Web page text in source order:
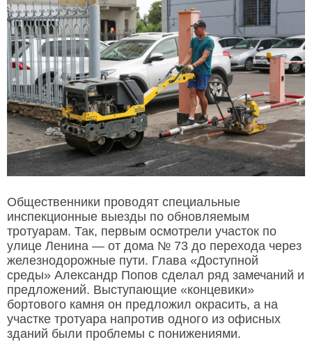
Общественники проводят специальные
инспекционные выезды по обновляемым
тротуарам. Так, первым осмотрели участок по
улице Ленина — от дома № 73 до перехода через
железнодорожные пути. Глава «Доступной
среды» Александр Попов сделал ряд замечаний и
предложений. Выступающие «концевики»
бортового камня он предложил окрасить, а на
участке тротуара напротив одного из офисных
зданий были проблемы с понижениями.